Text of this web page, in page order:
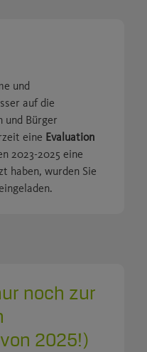
und
auf die
und Bürger
eine Evaluation
2023-2025 eine
haben, wurden Sie
noch zur
2025!)